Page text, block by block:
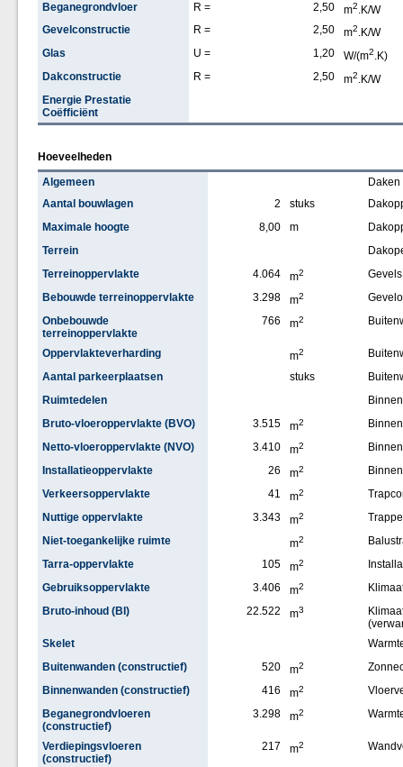
Beganegrondvloer
R = 2,50 m2.K/W
Gevelconstructie
R = 2,50 m2.K/W
Glas
U = 1,20 W/(m2.K)
Dakconstructie
R = 2,50 m2.K/W
Energie Prestatie
Coëfficiënt
Hoeveelheden
Algemeen
Daken
Aantal bouwlagen
2 stuks
Maximale hoogte
8,00 m
Terrein
Terreinoppervlakte
4.064 m2
Gevels
Bebouwde terreinoppervlakte
3.298 m2
Onbebouwde
terreinoppervlakte
766 m2
Oppervlakteverharding m2
Aantal parkeerplaatsen
stuks
Ruimtedelen
Bruto-vloeroppervlakte (BVO)
3.515 m2
Netto-vloeroppervlakte (NVO)
3.410 m2
Installatieoppervlakte
26 m2
Verkeersoppervlakte
41 m2
Nuttige oppervlakte
3.343 m2
Niet-toegankelijke ruimte
m2
Tarra-oppervlakte
105 m2
Gebruiksoppervlakte
3.406 m2
Bruto-inhoud (BI)
22.522 m3
Skelet
Buitenwanden (constructief)
520 m2
Binnenwanden (constructief)
416 m2
Beganegrondvloeren
(constructief)
3.298 m2
Verdiepingsvloeren
(constructief)
217 m2